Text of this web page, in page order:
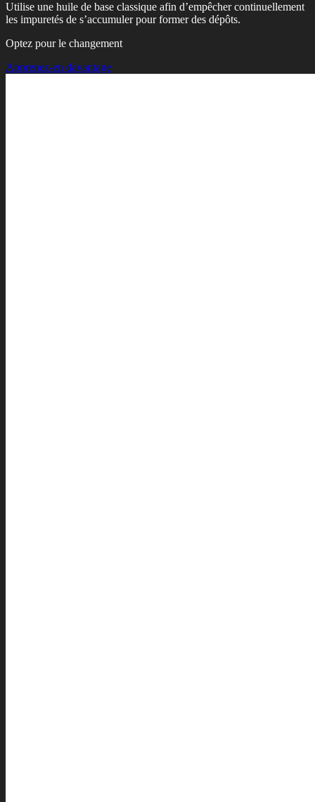
Utilise une huile de base classique afin d’empêcher continuellement
les impuretés de s’accumuler pour former des dépôts.
Optez pour le changement
Apprenez-en davantage